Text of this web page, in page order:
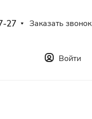
27 Заказать звонок
Войти